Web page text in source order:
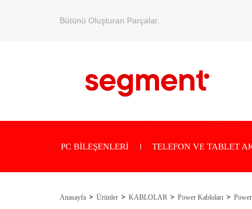
Bütünü Oluşturan Parçalar.
PC BİLEŞENLERİ TELEFON VE TABLET
Anasayfa Ürünler KABLOLAR Power Kabloları